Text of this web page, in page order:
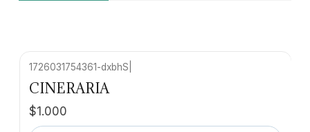
1726031754361-dxbhS
CINERARIA
$1.000